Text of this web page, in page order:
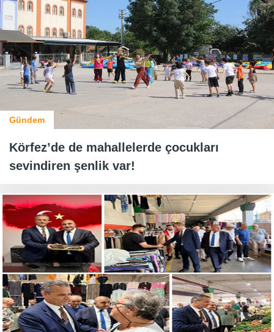
Gündem
Körfez’de de mahallelerde çocukları
sevindiren şenlik var!